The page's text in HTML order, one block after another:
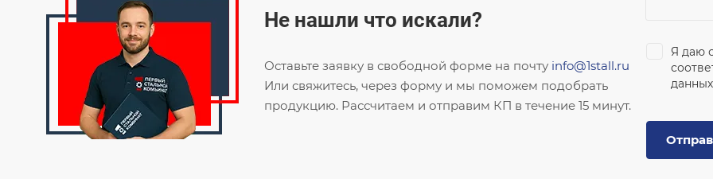
Не нашли что искали?
Оставьте заявку в свободной форме на почту info@1stall.ru
Или свяжитесь, через форму и мы поможем подобрать
продукцию. Рассчитаем и отправим КП в течение 15 минут.
Я даю
данных